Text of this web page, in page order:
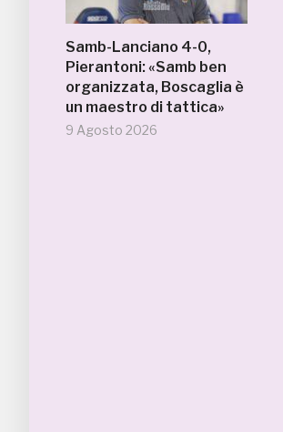
Samb-Lanciano 4-0,
Pierantoni: «Samb ben
organizzata, Boscaglia è
un maestro di tattica»
9 Agosto 2026